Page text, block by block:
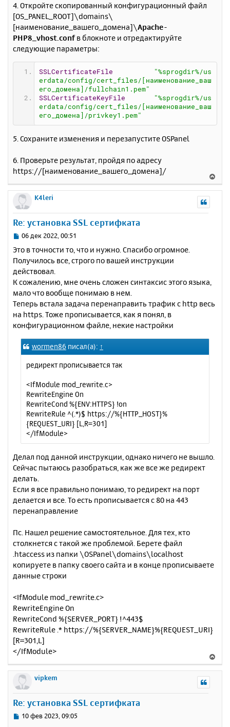
4. Откройте скопированный конфигурационный файл
[OS_PANEL_ROOT]\domains\
[наименование_вашего_домена]\Apache-
PHP8_vhost.confв блокноте и отредактируйте
следующие параметры:
SSLCertificateFile
"%sprogdir%/us
erdata/config/cert_files/[наименование_ваш
его_домена]/fullchain1.pem"
SSLCertificateKeyFile
"%sprogdir%/us
erdata/config/cert_files/[наименование_ваш
его_домена]/privkey1.pem"
5. Сохраните изменения и перезапустите OSPanel
6. Проверьте результат, пройдя по адресу
https://[наименование_вашего_домена]/
е
K4leri
Re: установка SSL сертифката
С
о
б
щ
е
н
е
06 дек 2022, 00:51
Это в точности то, что и нужно. Спасибо огромное.
Получилось все, строго по вашей инструкции
действовал.
К сожалению, мне очень сложен синтаксис этого языка,
мало что вообще понимаю в нем.
Теперь встала задача перенаправить трафик с http весь
на https. Тоже прописывается, как я понял, в
конфигурационном файле, некие настройки
wormen86 писал(а): ↑
редирект прописывается так
<IfModule mod_rewrite.c>
RewriteEngine On
RewriteCond %{ENV:HTTPS} !on
RewriteRule ^(.*)$ https://%{HTTP_HOST}%
{REQUEST_URI} [L,R=301]
</IfModule>
Делал под данной инструкции, однако ничего не вышло.
Сейчас пытаюсь разобраться, как же все же редирект
делать.
Если я все правильно понимаю, то редирект на порт
делается и все. То есть прописывается с 80 на 443
перенаправление
Пс. Нашел решение самостоятельное. Для тех, кто
столкнется с такой же проблемой. Берете файл
.htaccess из папки \OSPanel\domains\localhost
копируете в папку своего сайта и в конце прописываете
данные строки
<IfModule mod_rewrite.c>
RewriteEngine On
RewriteCond %{SERVER_PORT} !^443$
RewriteRule .* https://%{SERVER_NAME}%{REQUEST_URI}
[R=301,L]
</IfModule>
е
vipkem
Re: установка SSL сертифката
С10 фев 2023, 09:05